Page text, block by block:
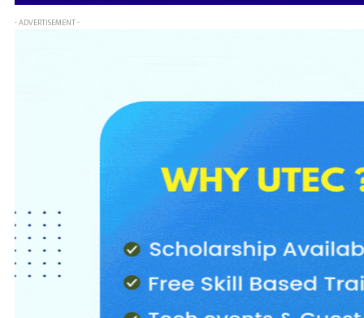
- ADVERTISEMENT -